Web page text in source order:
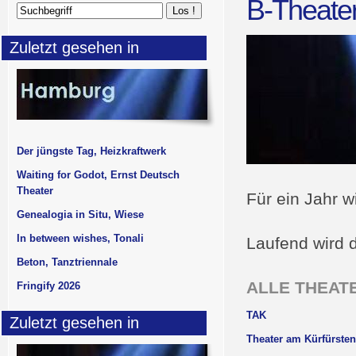
B-
Für ein Jahr
Laufend wird
ALLE
TAK
Theater am
Zuletzt gesehen in
Der jüngste Tag, Heizkraftwerk
Waiting for Godot, Ernst Deutsch
Theater
Genealogia in Situ, Wiese
In between wishes, Tonali
Beton, Tanztriennale
Fringify 2026
Zuletzt gesehen in